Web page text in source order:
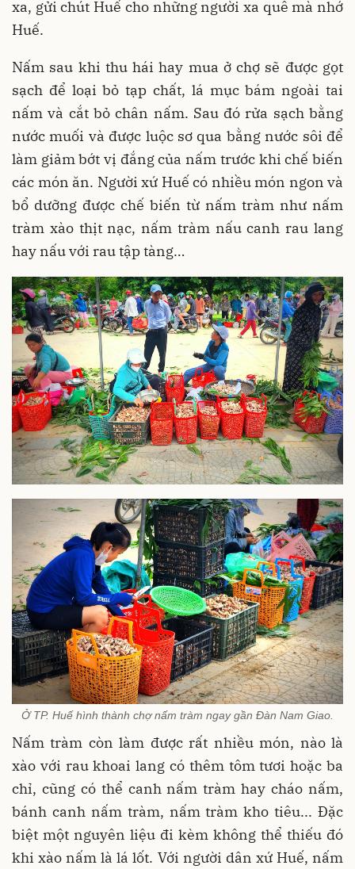
xa, gửi chút Huế cho những người xa quê mà nhớ
Huế.
Nấm sau khi thu hái hay mua ở chợ sẽ được gọt
sạch để loại bỏ tạp chất, lá mục bám ngoài tai
nấm và cắt bỏ chân nấm. Sau đó rửa sạch bằng
nước muối và được luộc sơ qua bằng nước sôi để
làm giảm bớt vị đắng của nấm trước khi chế biến
các món ăn. Người xứ Huế có nhiều món ngon và
bổ dưỡng được chế biến từ nấm tràm như nấm
tràm xào thịt nạc, nấm tràm nấu canh rau lang
hay nấu với rau tập tàng…
Ở TP. Huế hình thành chợ nấm tràm ngay gần Đàn Nam Giao.
Nấm tràm còn làm được rất nhiều món, nào là
xào với rau khoai lang có thêm tôm tươi hoặc ba
chỉ, cũng có thể canh nấm tràm hay cháo nấm,
bánh canh nấm tràm, nấm tràm kho tiêu... Đặc
biệt một nguyên liệu đi kèm không thể thiếu đó
khi xào nấm là lá lốt. Với người dân xứ Huế, nấm